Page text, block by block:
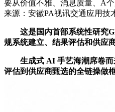
要从价值不雅、消息质量、A
来源：安徽PA视讯交通应用技
这是国内首部系统性研究
规系统建立、结果评估和供应
生成式 AI 手艺海潮席卷而来
评估到供应商甄选的全链操做